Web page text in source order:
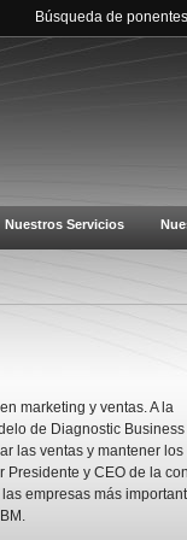
Búsqueda de ponentes
Nuestros Servicios
marketing y ventas. A la
de Diagnostic Business
las ventas y mantener los
Presidente y CEO de la
empresas más